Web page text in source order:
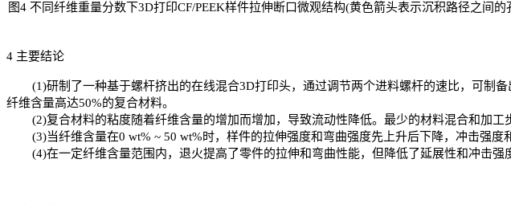
图4 不同纤维重量分数下3D打印CF/PEEK样件拉伸断口微观结构(黄色箭头表示沉积路径之间
4 主要结论
(1)研制了一种基于螺杆挤出的在线混合3D打印头，通过调节两个进料螺杆的速比，可制
纤维含量高达50%的复合材料。
(2)复合材料的粘度随着纤维含量的增加而增加，导致流动性降低。最少的材料混合和加工
(3)当纤维含量在0 wt% ~ 50 wt%时，样件的拉伸强度和弯曲强度先上升后下降，冲击强度
(4)在一定纤维含量范围内，退火提高了零件的拉伸和弯曲性能，但降低了延展性和冲击强